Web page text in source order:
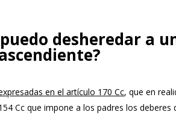
desheredar a
en el artículo 170 Cc, que en
Cc que impone a los padres los deberes